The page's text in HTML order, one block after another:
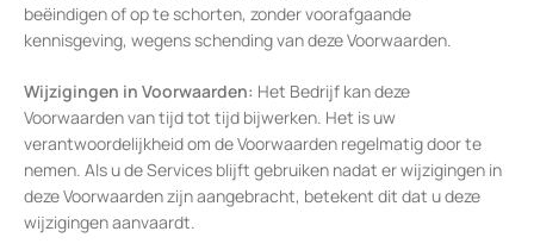
beëindigen of op te schorten, zonder voorafgaande
kennisgeving, wegens schending van deze Voorwaarden.
Wijzigingen in Voorwaarden: Het Bedrijf kan deze
Voorwaarden van tijd tot tijd bijwerken. Het is uw
verantwoordelijkheid om de Voorwaarden regelmatig door te
nemen. Als u de Services blijft gebruiken nadat er wijzigingen in
deze Voorwaarden zijn aangebracht, betekent dit dat u deze
wijzigingen aanvaardt.